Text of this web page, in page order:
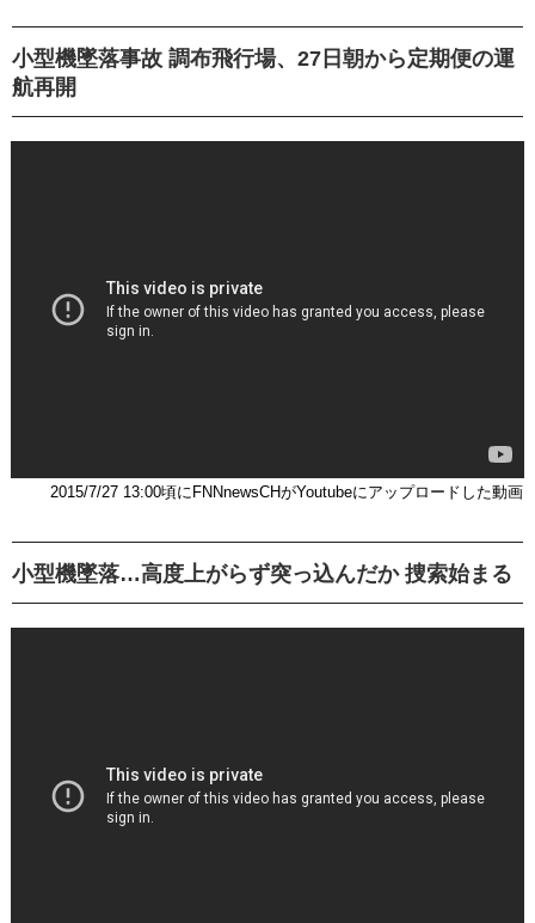
小型機墜落事故 調布飛行場、27日朝から定期便の運
航再開
2015/7/27 13:00頃にFNNnewsCHがYoutubeにアップロードした動画
小型機墜落…高度上がらず突っ込んだか 捜索始まる